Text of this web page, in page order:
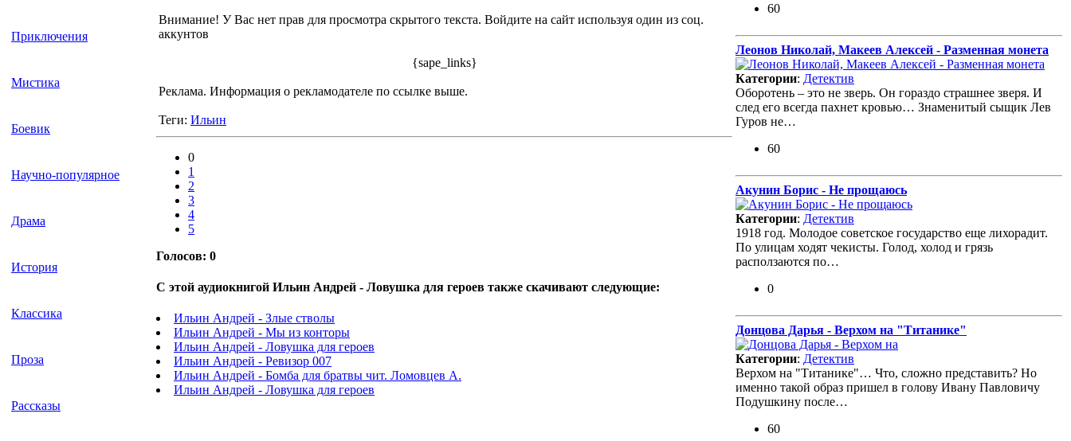
Приключения
Мистика
Боевик
Научно-популярное
Драма
История
Классика
Проза
Рассказы
Внимание! У Вас нет прав для просмотра скрытого текста. Войдите на сайт используя один из соц.
аккунтов
{sape_links}
Реклама. Информация о рекламодателе по ссылке выше.
Теги: Ильин
0
1
2
3
4
5
Голосов: 0
С этой аудиокнигой Ильин Андрей - Ловушка для героев также скачивают следующие:
Ильин Андрей - Злые стволы
Ильин Андрей - Мы из конторы
Ильин Андрей - Ловушка для героев
Ильин Андрей - Ревизор 007
Ильин Андрей - Бомба для братвы чит. Ломовцев А.
Ильин Андрей - Ловушка для героев
60
Леонов Николай, Макеев Алексей - Разменная монета
Категории: Детектив
Оборотень – это не зверь. Он гораздо страшнее зверя. И
след его всегда пахнет кровью… Знаменитый сыщик Лев
Гуров не…
60
Акунин Борис - Не прощаюсь
Категории: Детектив
1918 год. Молодое советское государство еще лихорадит.
По улицам ходят чекисты. Голод, холод и грязь
расползаются по…
0
Донцова Дарья - Верхом на "Титанике"
Категории: Детектив
Верхом на "Титанике"… Что, сложно представить? Но
именно такой образ пришел в голову Ивану Павловичу
Подушкину после…
60